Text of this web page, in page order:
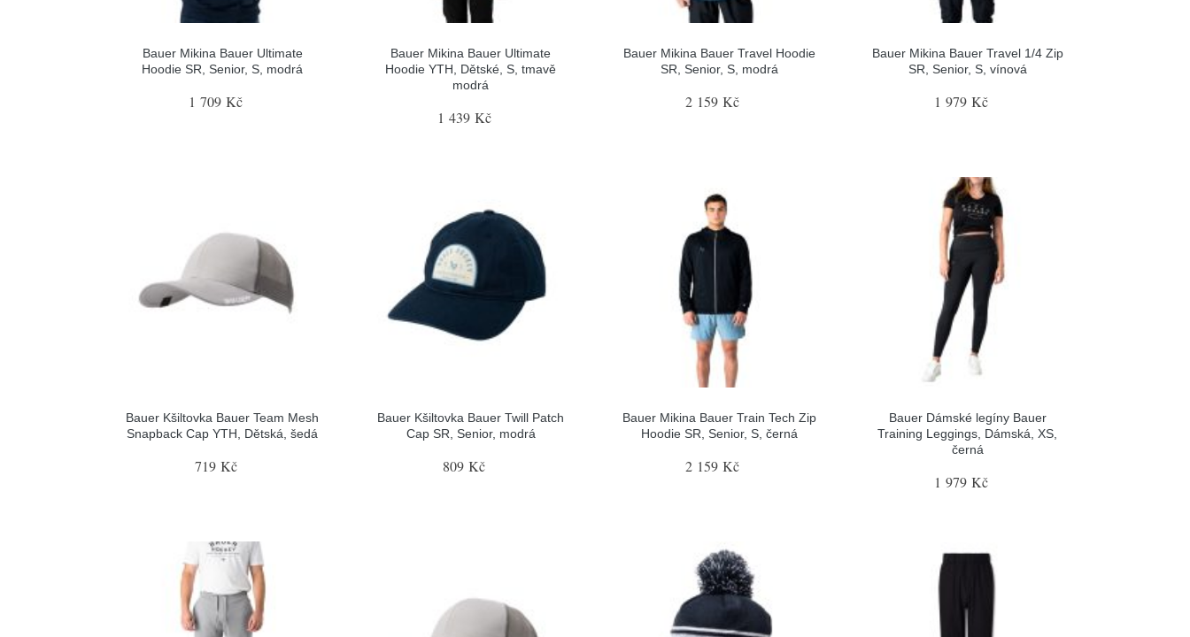
Bauer Mikina Bauer Ultimate
Hoodie SR, Senior, S, modrá
1 709 Kč
Bauer Mikina Bauer Ultimate
Hoodie YTH, Dětské, S, tmavě
modrá
1 439 Kč
Bauer Mikina Bauer Travel Hoodie
SR, Senior, S, modrá
2 159 Kč
Bauer Mikina Bauer Travel 1/4 Zip
SR, Senior, S, vínová
1 979 Kč
Bauer Kšiltovka Bauer Team Mesh
Snapback Cap YTH, Dětská, šedá
719 Kč
Bauer Kšiltovka Bauer Twill Patch
Cap SR, Senior, modrá
809 Kč
Bauer Mikina Bauer Train Tech Zip
Hoodie SR, Senior, S, černá
2 159 Kč
Bauer Dámské legíny Bauer
Training Leggings, Dámská, XS,
černá
1 979 Kč